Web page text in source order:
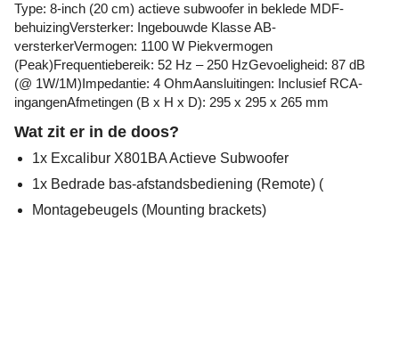
Type: 8-inch (20 cm) actieve subwoofer in beklede MDF-
behuizingVersterker: Ingebouwde Klasse AB-
versterkerVermogen: 1100 W Piekvermogen
(Peak)Frequentiebereik: 52 Hz – 250 HzGevoeligheid: 87 dB
(@ 1W/1M)Impedantie: 4 OhmAansluitingen: Inclusief RCA-
ingangenAfmetingen (B x H x D): 295 x 295 x 265 mm
Wat zit er in de doos?
1x Excalibur X801BA Actieve Subwoofer
1x Bedrade bas-afstandsbediening (Remote) (
Montagebeugels (Mounting brackets)